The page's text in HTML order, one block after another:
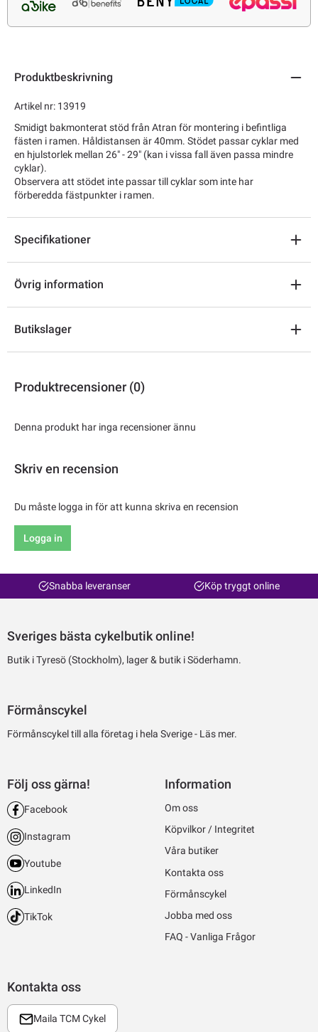
Produktbeskrivning
Artikel nr: 13919
Smidigt bakmonterat stöd från Atran för montering i befintliga
fästen i ramen. Håldistansen är 40mm. Stödet passar cyklar med
en hjulstorlek mellan 26" - 29" (kan i vissa fall även passa mindre
cyklar).
Observera att stödet inte passar till cyklar som inte har
förberedda fästpunkter i ramen.
Specifikationer
Övrig information
Butikslager
Produktrecensioner (0)
Denna produkt har inga recensioner ännu
Skriv en recension
Du måste logga in för att kunna skriva en recension
Logga in
Snabba leveranser Köp tryggt online
Sveriges bästa cykelbutik online!
Butik i Tyresö (Stockholm), lager & butik i Söderhamn.
Förmånscykel
Förmånscykel till alla företag i hela Sverige - Läs mer.
Kontakta oss
Maila TCM Cykel
Följ oss gärna!
Facebook
Instagram
Youtube
LinkedIn
TikTok
Information
Om oss
Köpvilkor / Integritet
Våra butiker
Kontakta oss
Förmånscykel
Jobba med oss
FAQ - Vanliga Frågor